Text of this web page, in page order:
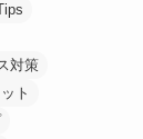
対策
ト